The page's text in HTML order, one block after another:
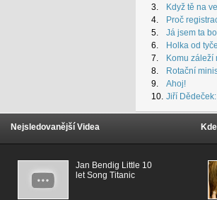
3.
Když tě na
4.
Proč
5.
Já jsem ta
6.
Holka od tyče
7.
Komu záleží
8.
Rotační
9.
Ahoj!
10. Jiří Dědeček:
Nejsledovanější Videa
Jan Bendig Little 10
let Song Titanic